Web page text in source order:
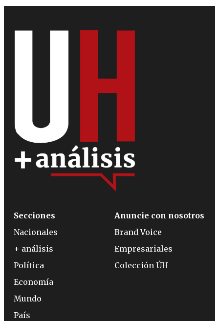
Secciones
Nacionales
+ análisis
Política
Economía
Mundo
País
Anuncie con nosotros
Brand Voice
Empresariales
Colección ÚH